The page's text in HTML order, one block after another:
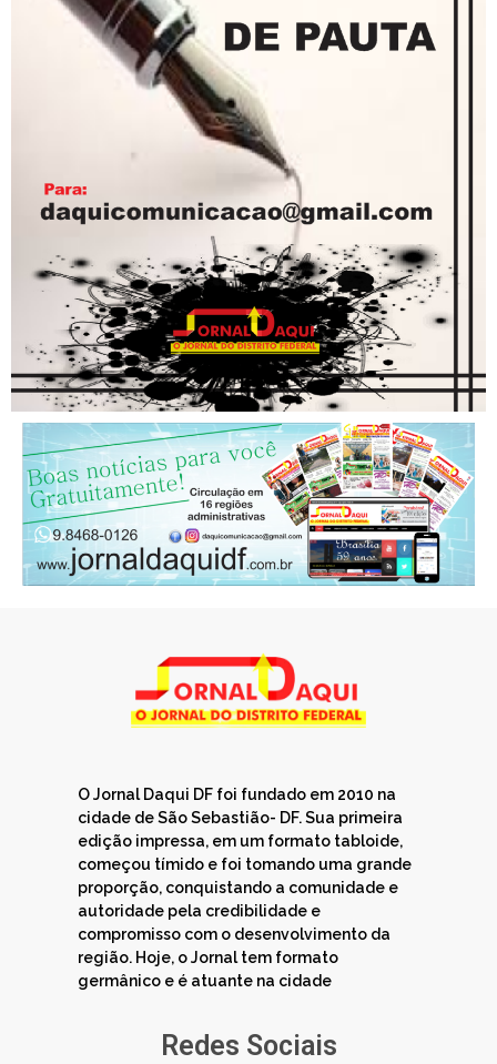
O Jornal Daqui DF foi fundado em 2010 na
cidade de São Sebastião- DF. Sua primeira
edição impressa, em um formato tabloide,
começou tímido e foi tomando uma grande
proporção, conquistando a comunidade e
autoridade pela credibilidade e
compromisso com o desenvolvimento da
região. Hoje, o Jornal tem formato
germânico e é atuante na cidade
Redes Sociais